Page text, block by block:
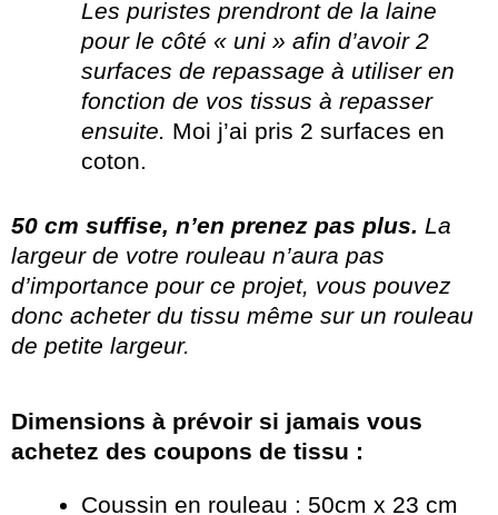
Les puristes prendront de la laine
pour le côté « uni » afin d’avoir 2
surfaces de repassage à utiliser en
fonction de vos tissus à repasser
ensuite. Moi j’ai pris 2 surfaces en
coton.
50 cm suffise, n’en prenez pas plus. La
largeur de votre rouleau n’aura pas
d’importance pour ce projet, vous pouvez
donc acheter du tissu même sur un rouleau
de petite largeur.
Dimensions à prévoir si jamais vous
achetez des coupons de tissu :
Coussin en rouleau : 50cm x 23 cm